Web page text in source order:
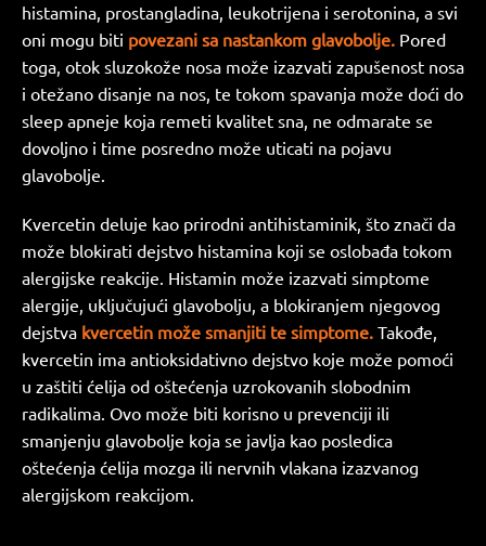
histamina, prostangladina, leukotrijena i serotonina, a svi
oni mogu biti povezani sa nastankom glavobolje. Pored
toga, otok sluzokože nosa može izazvati zapušenost nosa
i otežano disanje na nos, te tokom spavanja može doći do
sleep apneje koja remeti kvalitet sna, ne odmarate se
dovoljno i time posredno može uticati na pojavu
glavobolje.
Kvercetin deluje kao prirodni antihistaminik, što znači da
može blokirati dejstvo histamina koji se oslobađa tokom
alergijske reakcije. Histamin može izazvati simptome
alergije, uključujući glavobolju, a blokiranjem njegovog
dejstva kvercetin može smanjiti te simptome. Takođe,
kvercetin ima antioksidativno dejstvo koje može pomoći
u zaštiti ćelija od oštećenja uzrokovanih slobodnim
radikalima. Ovo može biti korisno u prevenciji ili
smanjenju glavobolje koja se javlja kao posledica
oštećenja ćelija mozga ili nervnih vlakana izazvanog
alergijskom reakcijom.